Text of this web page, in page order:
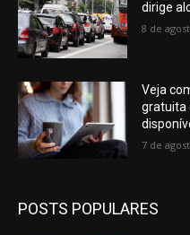
dirige
8 de
Veja
gratuita
7 de
POSTS POPULARES